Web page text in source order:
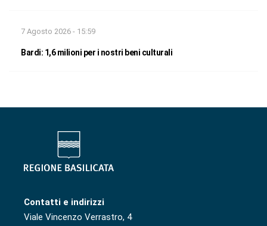
7 Agosto 2026 - 15:59
Bardi: 1,6 milioni per i nostri beni culturali
Contatti e indirizzi
Viale Vincenzo Verrastro, 4